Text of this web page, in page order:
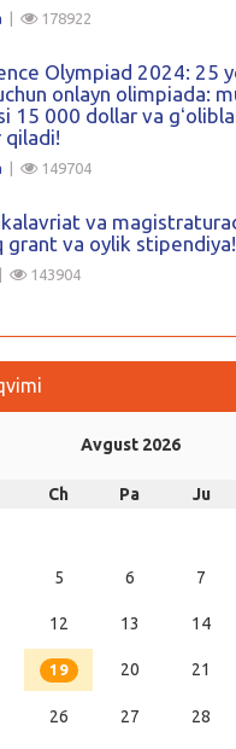
| 178922
Olympiad 2024: 25
onlayn olimpiada:
15 000 dollar va
qiladi!
| 149704
va
grant va oylik stipendiya!
| 143904
Avgust 2026
Ch Pa Ju
5 6 7
12 13 14
19 20 21
26 27 28